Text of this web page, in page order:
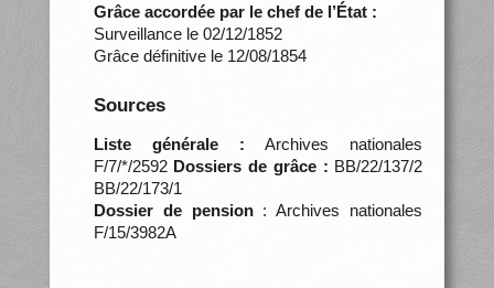
Grâce accordée par le chef de l’État :
Surveillance le 02/12/1852
Grâce définitive le 12/08/1854
Sources
Liste générale : Archives nationales
F/7/*/2592 Dossiers de grâce : BB/22/137/2
BB/22/173/1
Dossier de pension: Archives nationales
F/15/3982A